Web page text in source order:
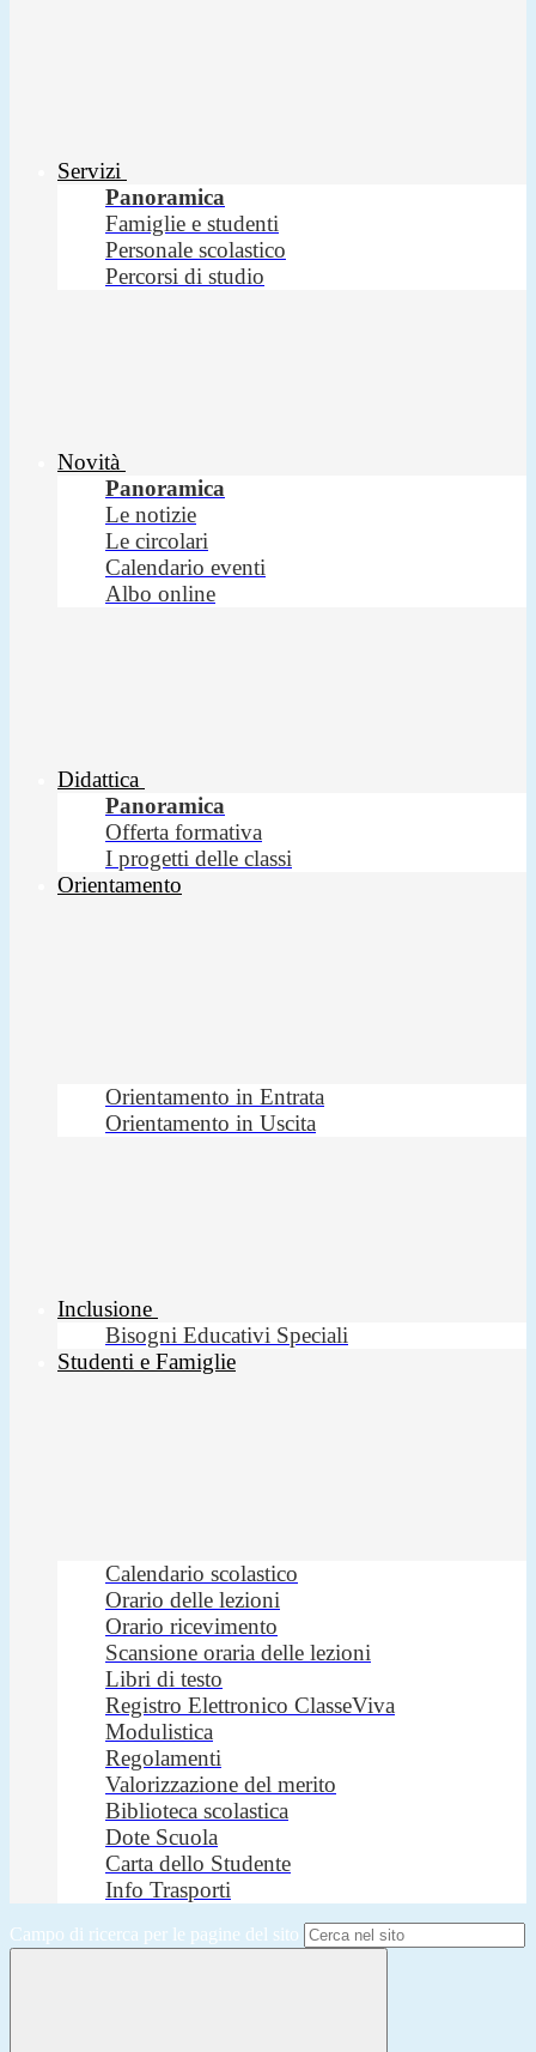
Servizi
Panoramica
Famiglie e studenti
Personale scolastico
Percorsi di studio
Novità
Panoramica
Le notizie
Le circolari
Calendario eventi
Albo online
Didattica
Panoramica
Offerta formativa
I progetti delle classi
Orientamento
Orientamento in Entrata
Orientamento in Uscita
Inclusione
Bisogni Educativi Speciali
Studenti e Famiglie
Calendario scolastico
Orario delle lezioni
Orario ricevimento
Scansione oraria delle lezioni
Libri di testo
Registro Elettronico ClasseViva
Modulistica
Regolamenti
Valorizzazione del merito
Biblioteca scolastica
Dote Scuola
Carta dello Studente
Info Trasporti
Campo di ricerca per le pagine del sito